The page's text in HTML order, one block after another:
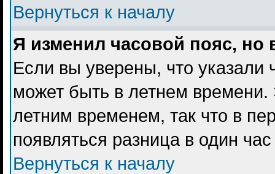
Вернуться к началу
Я изменил часовой пояс, но
Если вы уверены, что указали
может быть в летнем
летним временем, так что в
появляться разница в один
Вернуться к началу